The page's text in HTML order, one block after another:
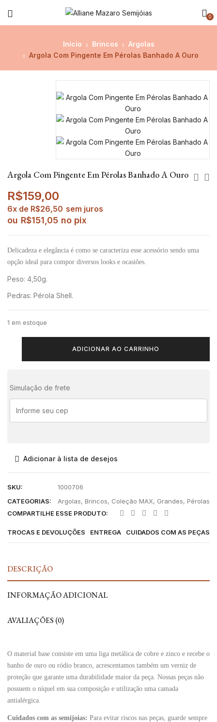
0
Início Brincos
Argolas
Argola Com Pingente Em Pérolas Banhado A Ouro
Argola Com Pingente Em Pérolas Banhado A Ouro
R$159,00
6x de R$26,50 sem juros
ou R$151,05 no pix
Delicadeza e elegância é como se caracteriza esse acessório sendo uma
opção ideal para compor diversos looks e ocasiões.
Peso: 4,50g.
Pedras: Pérola Shell.
1 em estoque
ADICIONAR AO CARRINHO
Simulação de frete
Adicionar à lista de desejos
SKU:
1000706
CATEGORIAS:
Argolas, Brincos, Coleção MAX, Grandes, Pérolas
COMPARTILHE ESSE PRODUTO:
TROCAS E DEVOLUÇÕES ENTREGA CUIDADOS COM AS PEÇAS
DESCRIÇÃO
INFORMAÇÃO ADICIONAL
AVALIAÇÕES (0)
O material base consiste em uma liga metálica de cobre e zinco e recebe o
banho de ouro ou ródio branco, acrescentamos também um verniz de
proteção que garante uma durabilidade maior da peça. Nossas peças não
possuem o níquel em sua composição e utilização uma camada
antialérgica.
Cuidados com as semijoias: Para evitar riscos nas peças, guarde sempre